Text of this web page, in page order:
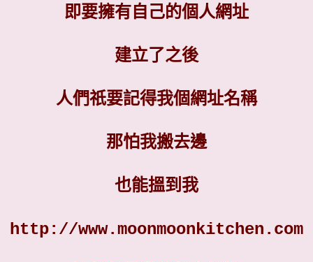
即要擁有自己的個人網址
建立了之後
人們祇要記得我個網址名稱
那怕我搬去邊
也能搵到我
http://www.moonmoonkitchen.com